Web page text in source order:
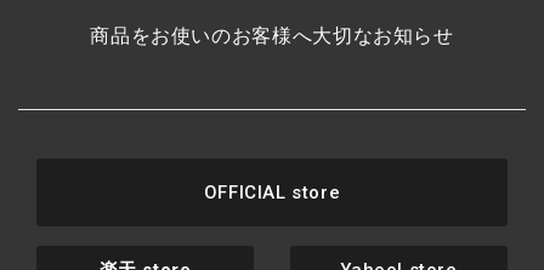
商品をお使いのお客様へ大切なお知らせ
OFFICIAL store